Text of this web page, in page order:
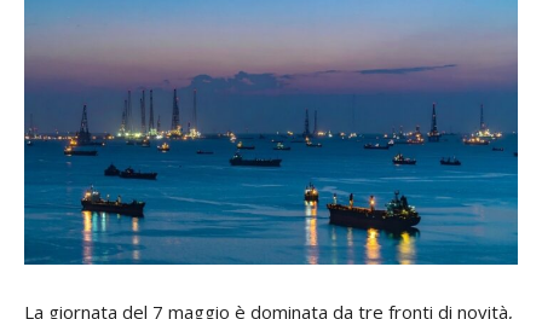
La giornata del 7 maggio è dominata da tre fronti di novità,